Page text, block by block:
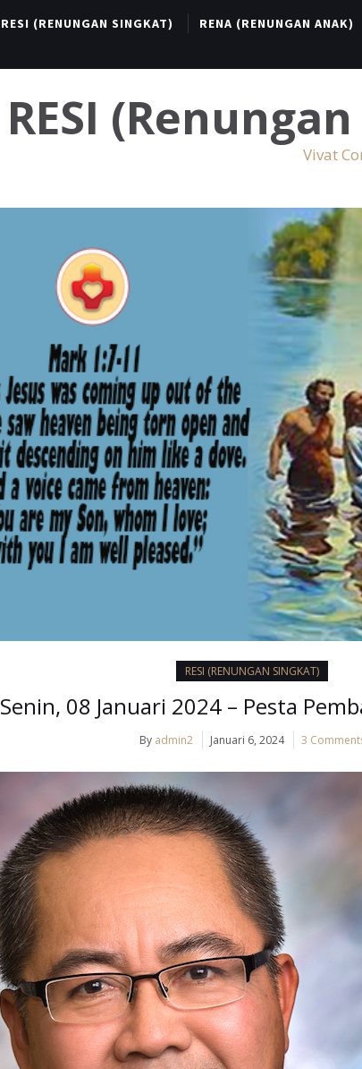
RESI (RENUNGAN SINGKAT) RENA (RENUNGAN ANAK)
RESI
Vivat
RESI (RENUNGAN SINGKAT)
Senin, 08 Januari 2024 – Pesta
By admin2 Januari 6, 2024 3